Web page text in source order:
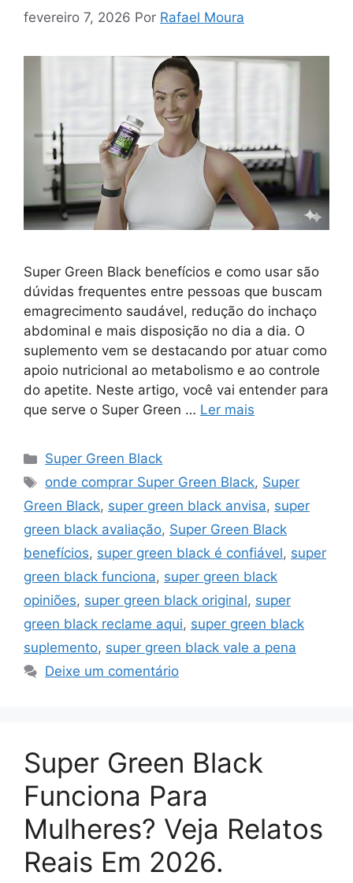
fevereiro 7, 2026 Por Rafael Moura
Super Green Black benefícios e como usar são
dúvidas frequentes entre pessoas que buscam
emagrecimento saudável, redução do inchaço
abdominal e mais disposição no dia a dia. O
suplemento vem se destacando por atuar como
apoio nutricional ao metabolismo e ao controle
do apetite. Neste artigo, você vai entender para
que serve o Super Green … Ler mais
Categorias
Super Green Black
Tags
onde comprar Super Green Black, Super
Green Black, super green black anvisa, super
green black avaliação, Super Green Black
benefícios, super green black é confiável, super
green black funciona, super green black
opiniões, super green black original, super
green black reclame aqui, super green black
suplemento, super green black vale a pena
Deixe um comentário
Super Green Black
Funciona Para
Mulheres? Veja Relatos
Reais Em 2026.